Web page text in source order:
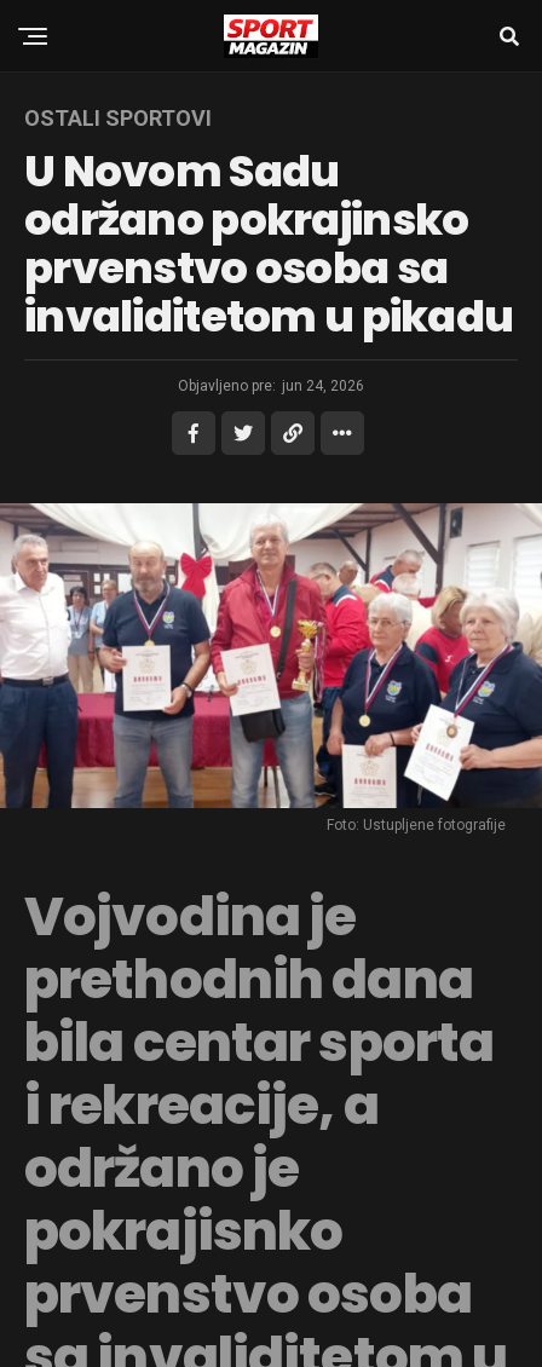
OSTALI SPORTOVI
U Novom Sadu
održano pokrajinsko
prvenstvo osoba sa
invaliditetom u pikadu
Objavljeno pre: jun 24, 2026
Foto: Ustupljene fotografije
Vojvodina je
prethodnih dana
bila centar sporta
i rekreacije, a
održano je
pokrajisnko
prvenstvo osoba